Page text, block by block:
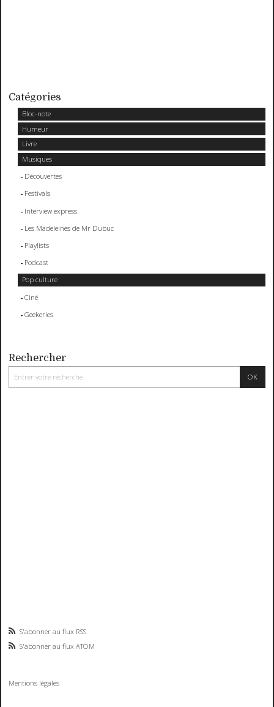
Catégories
Bloc-note
Humeur
Livre
Musiques
Découvertes
Festivals
Interview express
Les Madeleines de Mr Dubuc
Playlists
Podcast
Pop culture
Ciné
Geekeries
Rechercher
S'abonner au flux RSS
S'abonner au flux ATOM
Mentions légales